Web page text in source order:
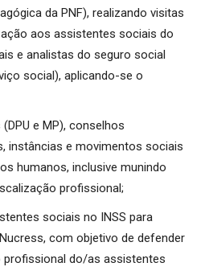
da PNF), realizando visitas
aos assistentes sociais do
e analistas do seguro social
social), aplicando-se o
e MP), conselhos
instâncias e movimentos sociais
humanos, inclusive munindo
profissional;
sociais no INSS para
com objetivo de defender
profissional do/as assistentes